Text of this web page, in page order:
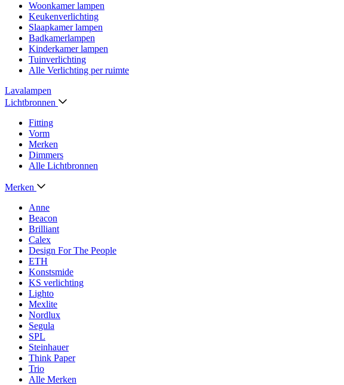
Woonkamer lampen
Keukenverlichting
Slaapkamer lampen
Badkamerlampen
Kinderkamer lampen
Tuinverlichting
Alle Verlichting per ruimte
Lavalampen
Lichtbronnen
Fitting
Vorm
Merken
Dimmers
Alle Lichtbronnen
Merken
Anne
Beacon
Brilliant
Calex
Design For The People
ETH
Konstsmide
KS verlichting
Lighto
Mexlite
Nordlux
Segula
SPL
Steinhauer
Think Paper
Trio
Alle Merken